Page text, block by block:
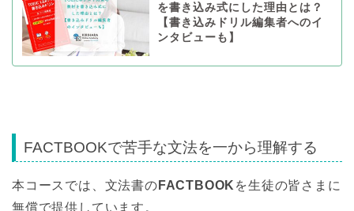
を書き込み式にした理由とは？
【書き込みドリル編集者へのイ
ンタビューも】
FACTBOOKで苦手な文法を一から理解する
本コースでは、文法書の FACTBOOK を生徒の皆さまに
無償で提供しています。